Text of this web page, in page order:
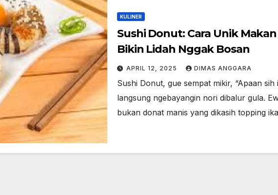
KULINER
Sushi Donut: Cara Unik
Bikin Lidah Nggak Bosan
APRIL 12, 2025 DIMAS ANGGARA
Sushi Donut, gue sempat mikir, “Apaan
langsung ngebayangin nori dibalur gula.
bukan donat manis yang dikasih topping